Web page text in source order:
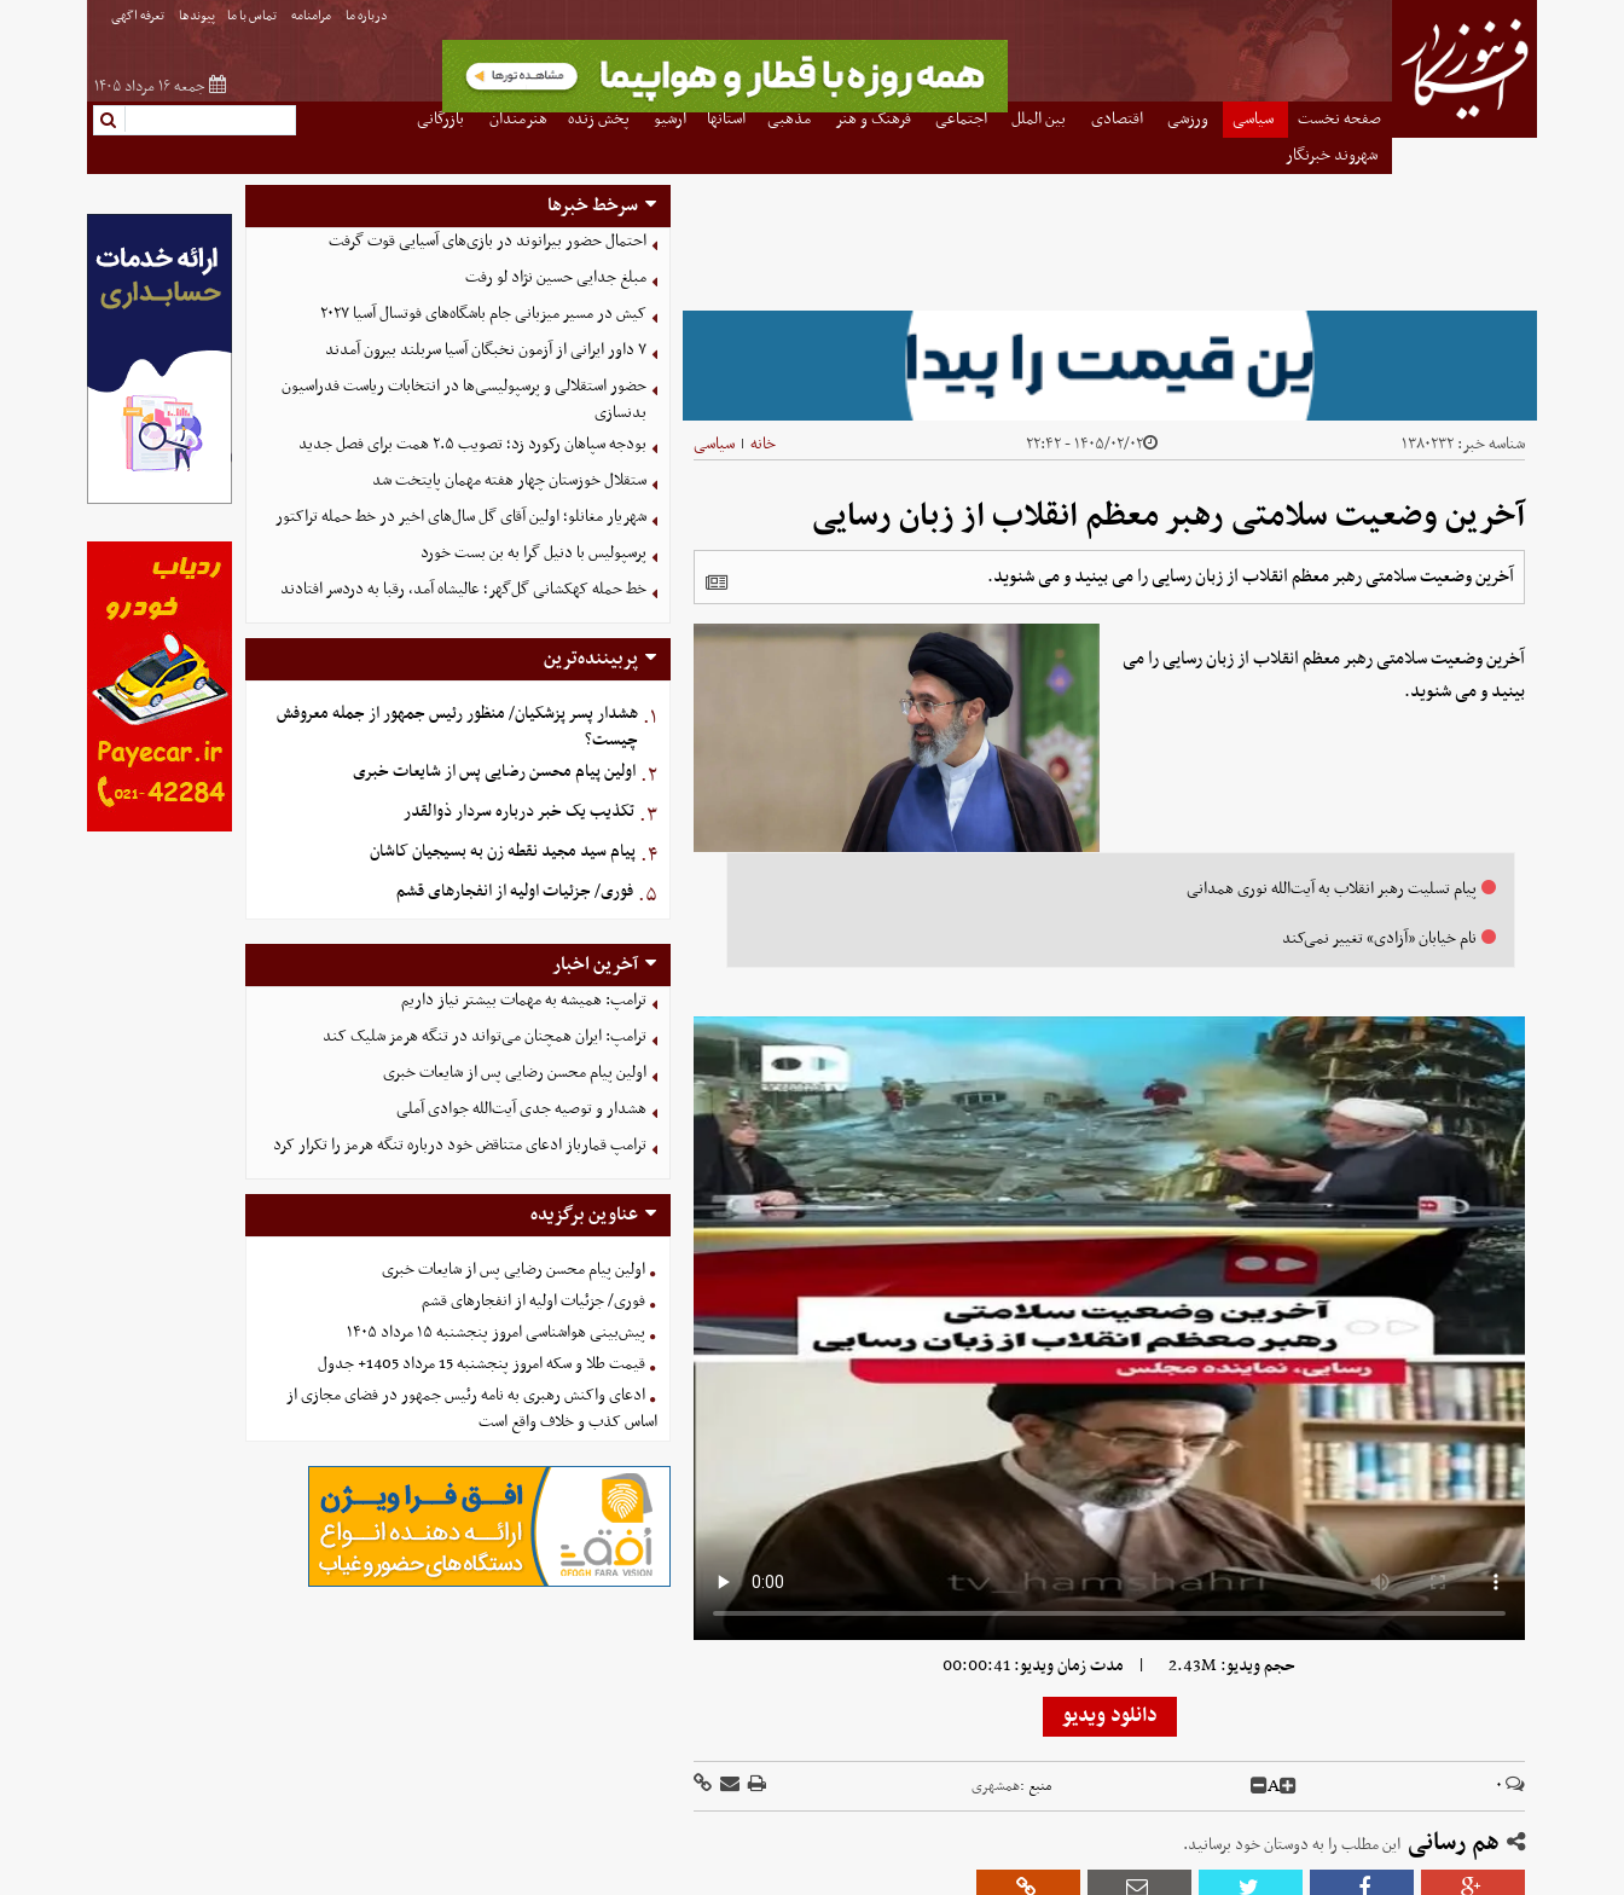
درباره ما مرامنامه تماس با ما پیوندها تعرفه اگهی
جمعه ۱۶ مرداد ۱۴۰۵
صفحه نخست سیاسی ورزشی اقتصادی بین الملل اجتماعی فرهنگ و هنر مذهبی استانها آرشیو پخش زنده هنرمندان
بازرگانی
شهروند خبرنگار
شناسه خبر:۱۳۸۰۲۳۲ ۱۴۰۵/۰۲/۰۲ - ۲۲:۴۲ خانه | سیاسی
آخرین وضعیت سلامتی رهبر معظم انقلاب از زبان رسایی
آخرین وضعیت سلامتی رهبر معظم انقلاب از زبان رسایی را می بینید و می شنوید.
آخرین وضعیت سلامتی رهبر معظم انقلاب از زبان رسایی را می
بینید و می شنوید.
پیام تسلیت رهبر انقلاب به آیت‌الله نوری همدانی
نام خیابان «آزادی» تغییر نمی‌کند
حجم ویدیو: 2.43M | مدت زمان ویدیو: 00:00:41
دانلود ویدیو
۰ A منبع :همشهری
هم رسانی این مطلب را به دوستان خود برسانید.
سرخط خبرها
احتمال حضور بیرانوند در بازی‌های آسیایی قوت گرفت
مبلغ جدایی حسین نژاد لو رفت
کیش در مسیر میزبانی جام باشگاه‌های فوتسال آسیا ۲۰۲۷
۷ داور ایرانی از آزمون نخبگان آسیا سربلند بیرون آمدند
حضور استقلالی و پرسپولیسی‌ها در انتخابات ریاست فدراسیون
بدنسازی
بودجه سپاهان رکورد زد؛ تصویب ۲.۵ همت برای فصل جدید
ستقلال خوزستان چهار هفته مهمان پایتخت شد
شهریار مغانلو؛ اولین آقای گل سال‌های اخیر در خط حمله تراکتور
پرسپولیس با دنیل گرا به بن بست خورد
خط حمله کهکشانی گل‌گهر؛ عالیشاه آمد، رقبا به دردسر افتادند
پربیننده‌ترین
۱. هشدار پسر پزشکیان/ منظور رئیس جمهور از جمله معروفش
چیست؟
۲. اولین پیام محسن رضایی پس از شایعات خبری
۳. تکذیب یک خبر درباره سردار ذوالقدر
۴. پیام سید مجید نقطه زن به بسیجیان کاشان
۵. فوری/ جزئیات اولیه از انفجارهای قشم
آخرین اخبار
ترامپ: همیشه به مهمات بیشتر نیاز داریم
ترامپ: ایران همچنان می‌تواند در تنگه هرمز شلیک کند
اولین پیام محسن رضایی پس از شایعات خبری
هشدار و توصیه جدی آیت‌الله جوادی آملی
ترامپ قمارباز ادعای متناقض خود درباره تنگه هرمز را تکرار کرد
عناوین برگزیده
اولین پیام محسن رضایی پس از شایعات خبری
فوری/ جزئیات اولیه از انفجارهای قشم
پیش‌بینی هواشناسی امروز پنجشنبه ۱۵ مرداد ۱۴۰۵
قیمت طلا و سکه امروز پنجشنبه 15 مرداد 1405+ جدول
ادعای واکنش رهبری به نامه رئیس جمهور در فضای مجازی از
اساس کذب و خلاف واقع است